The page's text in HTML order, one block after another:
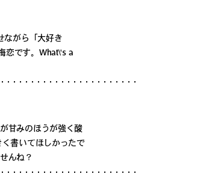
ながら「大好き
恋です。What\'s a
甘みのほうが強く酸
書いてほしかったで
んね？